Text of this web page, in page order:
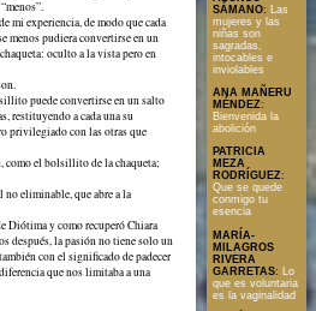
mi experiencia, de modo que cada
menos pudiera convertirse en un
oculto a la vista pero en
puede convertirse en un salto
restituyendo a cada una su
privilegiado con las otras que
como el bolsillito de la chaqueta;
eliminable, que abre a la
Diótima y como recuperó Chiara
después, la pasión no tiene solo un
con el significado de padecer
que nos limitaba a una
SÁMANO:
Las
mujeres y las
niñas son
sagradas,
intocables e
inviolables
ANA MAÑERU
MÉNDEZ:
Bienvenida la
abolición
PATRICIA
MEZA
RODRÍGUEZ:
Que se quede
conmigo tu
esencia
MARÍA-
MILAGROS
RIVERA
GARRETAS:
Lo
que es voluntaria
es la vaginalidad